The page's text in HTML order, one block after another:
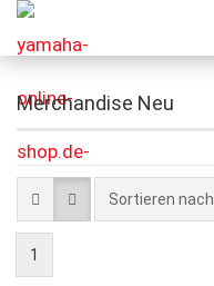
Merchandise Neu
Sortieren nach
1